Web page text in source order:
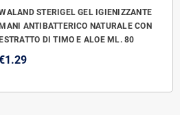
STERIGEL GEL IGIENIZZANTE
ANTIBATTERICO NATURALE CON
DI TIMO E ALOE ML. 80